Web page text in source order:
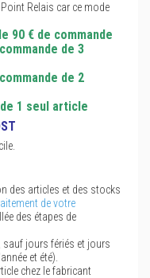
Relais car ce mode
90 € de commande
de 3
de 2
1 seul article
des articles et des stocks
de votre
des étapes de
sauf jours fériés et jours
et été).
chez le fabricant